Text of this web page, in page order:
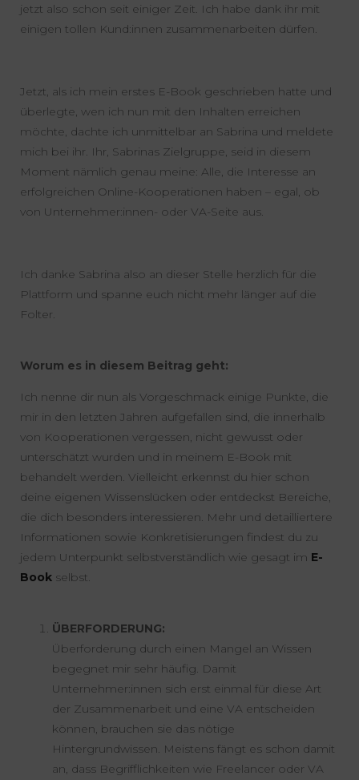
jetzt also schon seit einiger Zeit. Ich habe dank ihr mit
einigen tollen Kund:innen zusammenarbeiten dürfen.
Jetzt, als ich mein erstes E-Book geschrieben hatte und
überlegte, wen ich nun mit den Inhalten erreichen
möchte, dachte ich unmittelbar an Sabrina und meldete
mich bei ihr. Ihr, Sabrinas Zielgruppe, seid in diesem
Moment nämlich genau meine: Alle, die Interesse an
erfolgreichen Online-Kooperationen haben – egal, ob
von Unternehmer:innen- oder VA-Seite aus.
Ich danke Sabrina also an dieser Stelle herzlich für die
Plattform und spanne euch nicht mehr länger auf die
Folter.
Worum es in diesem Beitrag geht:
Ich nenne dir nun als Vorgeschmack einige Punkte, die
mir in den letzten Jahren aufgefallen sind, die innerhalb
von Kooperationen vergessen, nicht gewusst oder
unterschätzt wurden und in meinem E-Book mit
behandelt werden. Vielleicht erkennst du hier schon
deine eigenen Wissenslücken oder entdeckst Bereiche,
die dich besonders interessieren. Mehr und detailliertere
Informationen sowie Konkretisierungen findest du zu
jedem Unterpunkt selbstverständlich wie gesagt im E-
Book selbst.
ÜBERFORDERUNG:
Überforderung durch einen Mangel an Wissen
begegnet mir sehr häufig. Damit
Unternehmer:innen sich erst einmal für diese Art
der Zusammenarbeit und eine VA entscheiden
können, brauchen sie das nötige
Hintergrundwissen. Meistens fängt es schon damit
an, dass Begrifflichkeiten wie Freelancer oder VA